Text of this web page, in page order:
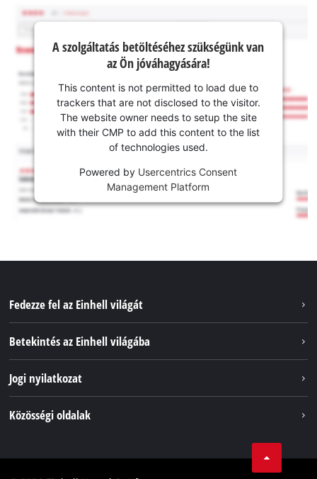
A szolgáltatás betöltéséhez szükségünk van
az Ön jóváhagyására!
This content is not permitted to load due to
trackers that are not disclosed to the visitor.
The website owner needs to setup the site
with their CMP to add this content to the list
of technologies used.
Powered by Usercentrics Consent
Management Platform
Fedezze fel az Einhell világát
Betekintés az Einhell világába
Az Einhell világszerte
Jogi nyilatkozat
Akadálymentesítési Nyilatkozat
Közösségi oldalak